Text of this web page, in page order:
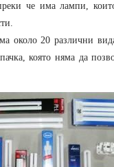
че има лампи,
около 20 различни
която няма да